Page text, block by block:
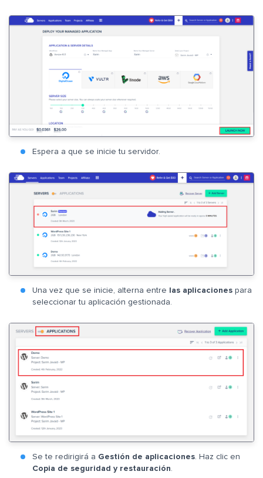
Espera a que se inicie tu servidor.
Una vez que se inicie, alterna entre las aplicaciones para
seleccionar tu aplicación gestionada.
Se te redirigirá a Gestión de aplicaciones. Haz clic en
Copia de seguridad y restauración.